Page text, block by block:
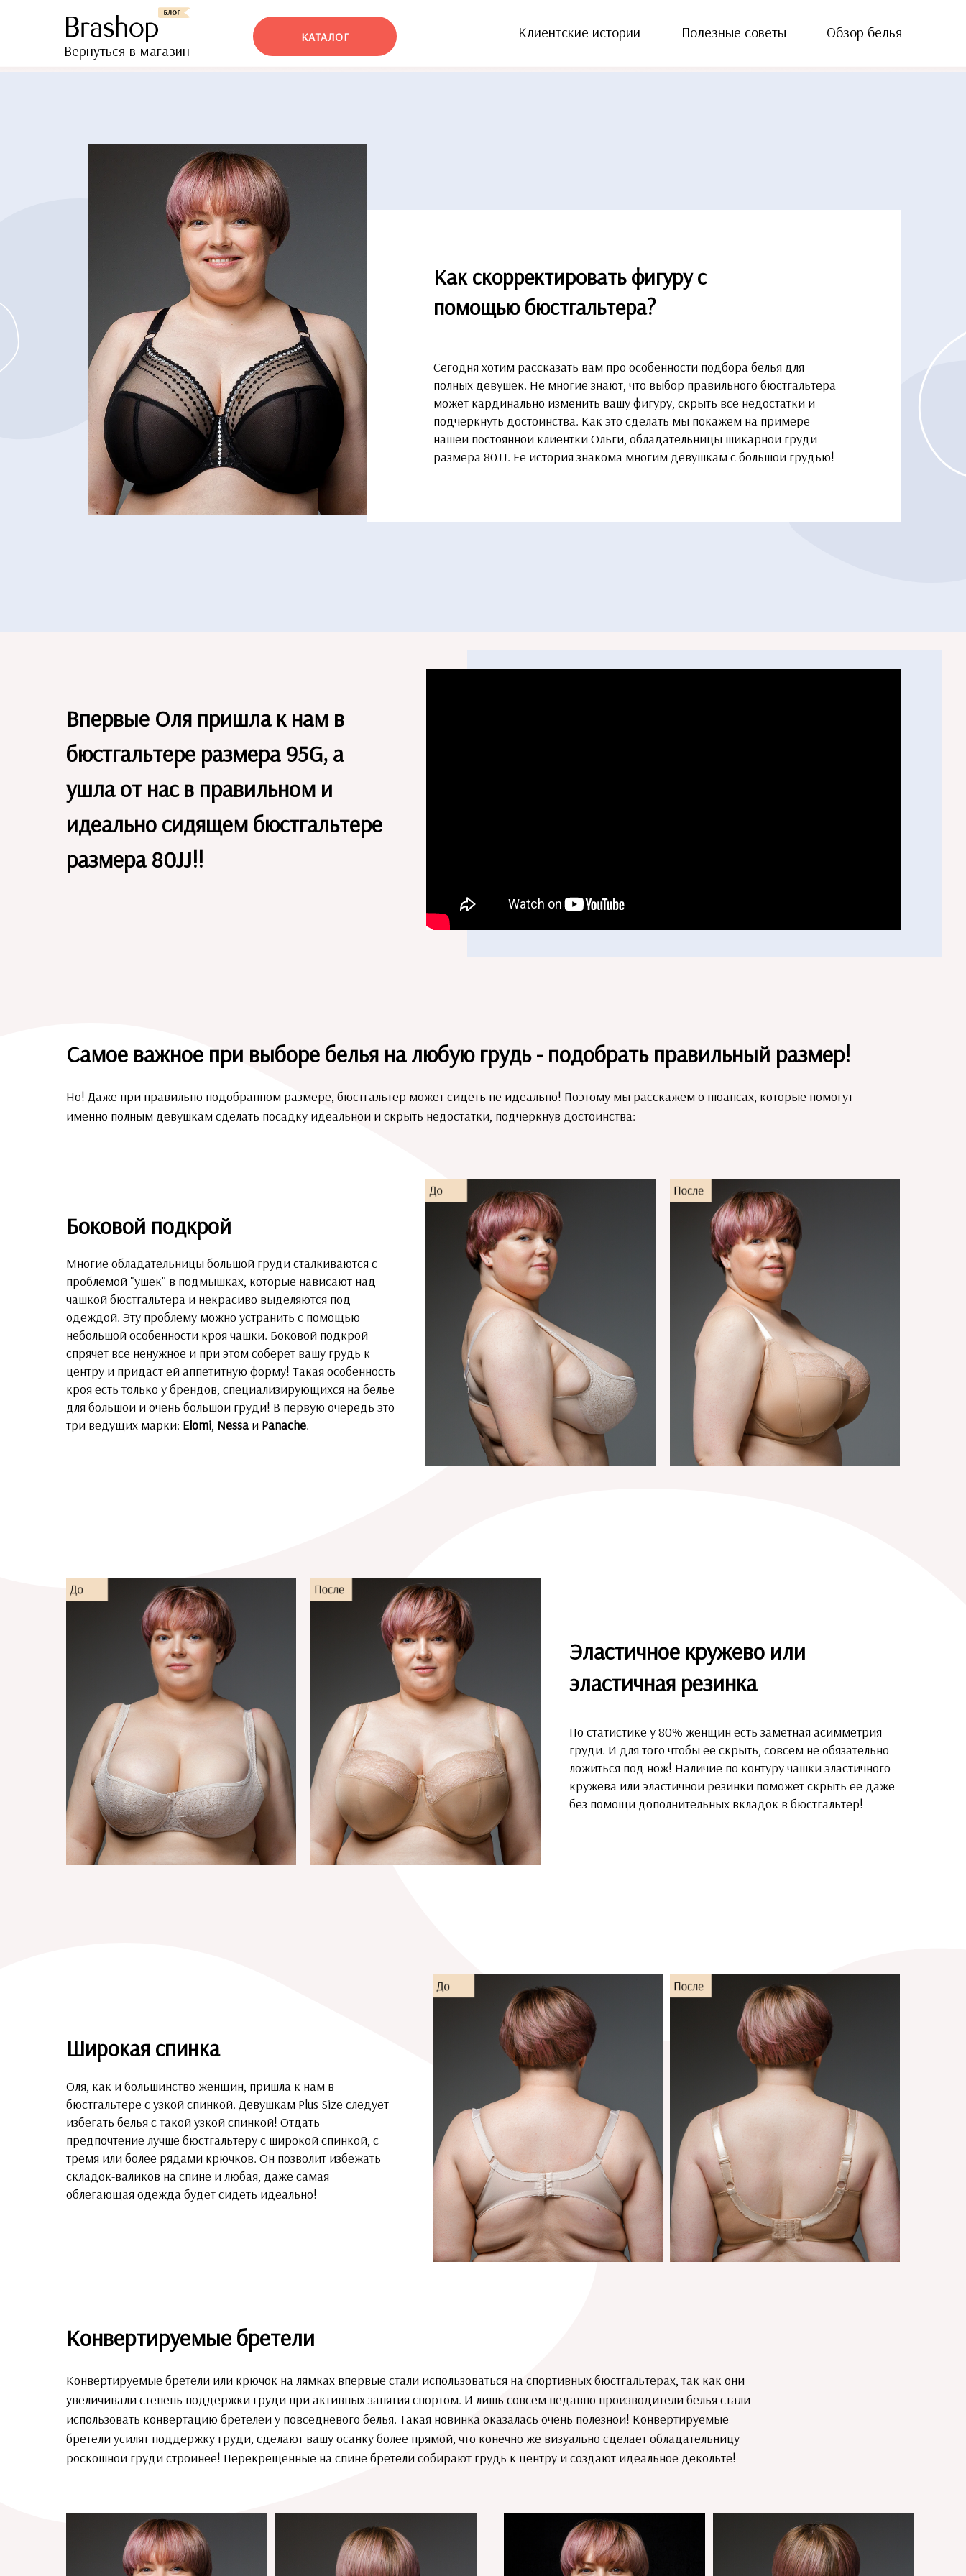
Вернуться в магазин
КАТАЛОГ Клиентские истории Полезные советы Обзор белья
Как скорректировать фигуру с
помощью бюстгальтера?
Сегодня хотим рассказать вам про особенности подбора белья для
полных девушек. Не многие знают, что выбор правильного бюстгальтера
может кардинально изменить вашу фигуру, скрыть все недостатки и
подчеркнуть достоинства. Как это сделать мы покажем на примере
нашей постоянной клиентки Ольги, обладательницы шикарной груди
размера 80JJ. Ее история знакома многим девушкам с большой грудью!
Впервые Оля пришла к нам в
бюстгальтере размера 95G, а
ушла от нас в правильном и
идеально сидящем бюстгальтере
размера 80JJ!!
Самое важное при выборе белья на любую грудь - подобрать правильный размер!
Но! Даже при правильно подобранном размере, бюстгальтер может сидеть не идеально! Поэтому мы расскажем о нюансах, которые помогут
именно полным девушкам сделать посадку идеальной и скрыть недостатки, подчеркнув достоинства:
Боковой подкрой
Многие обладательницы большой груди сталкиваются с
проблемой "ушек" в подмышках, которые нависают над
чашкой бюстгальтера и некрасиво выделяются под
одеждой. Эту проблему можно устранить с помощью
небольшой особенности кроя чашки. Боковой подкрой
спрячет все ненужное и при этом соберет вашу грудь к
центру и придаст ей аппетитную форму! Такая особенность
кроя есть только у брендов, специализирующихся на белье
для большой и очень большой груди! В первую очередь это
три ведущих марки: Elomi, Nessa и Panache.
Эластичное кружево или
эластичная резинка
По статистике у 80% женщин есть заметная асимметрия
груди. И для того чтобы ее скрыть, совсем не обязательно
ложиться под нож! Наличие по контуру чашки эластичного
кружева или эластичной резинки поможет скрыть ее даже
без помощи дополнительных вкладок в бюстгальтер!
Широкая спинка
Оля, как и большинство женщин, пришла к нам в
бюстгальтере с узкой спинкой. Девушкам Plus Size следует
избегать белья с такой узкой спинкой! Отдать
предпочтение лучше бюстгальтеру с широкой спинкой, с
тремя или более рядами крючков. Он позволит избежать
складок-валиков на спине и любая, даже самая
облегающая одежда будет сидеть идеально!
Конвертируемые бретели
Конвертируемые бретели или крючок на лямках впервые стали использоваться на спортивных бюстгальтерах, так как они
увеличивали степень поддержки груди при активных занятия спортом. И лишь совсем недавно производители белья стали
использовать конвертацию бретелей у повседневого белья. Такая новинка оказалась очень полезной! Конвертируемые
бретели усилят поддержку груди, сделают вашу осанку более прямой, что конечно же визуально сделает обладательницу
роскошной груди стройнее! Перекрещенные на спине бретели собирают грудь к центру и создают идеальное декольте!